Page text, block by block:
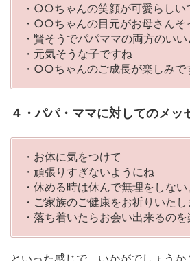
・○○ちゃんの笑顔が可愛らしい
・○○ちゃんの目元がお母さんそ
・賢そうでパパママの両方のい
・元気そうな子ですね
・○○ちゃんのご成長が楽しみで
４・パパ・ママに対してのメッ
・お体に気をつけて
・頑張りすぎないようにね
・休める時は休んで無理をしな
・ご家族のご健康をお祈りいたし
・落ち着いたらお会い出来るの
といった感じで、いかがでしょうか